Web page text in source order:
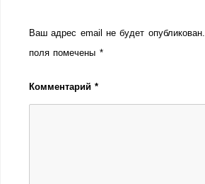
Ваш адрес email не будет опубликован.
поля помечены *
Комментарий*